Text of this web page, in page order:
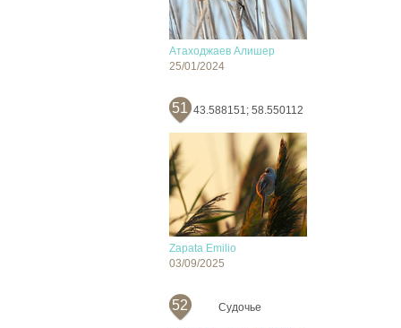
Атаходжаев Алишер
25/01/2024
51 43.588151; 58.550112
Zapata Emilio
03/09/2025
52 Судочье